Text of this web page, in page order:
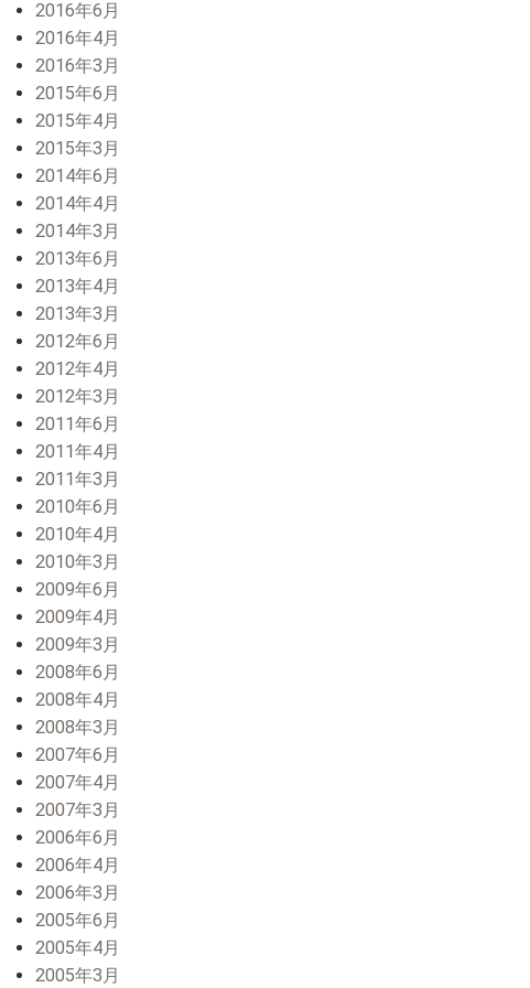
2016年6月
2016年4月
2016年3月
2015年6月
2015年4月
2015年3月
2014年6月
2014年4月
2014年3月
2013年6月
2013年4月
2013年3月
2012年6月
2012年4月
2012年3月
2011年6月
2011年4月
2011年3月
2010年6月
2010年4月
2010年3月
2009年6月
2009年4月
2009年3月
2008年6月
2008年4月
2008年3月
2007年6月
2007年4月
2007年3月
2006年6月
2006年4月
2006年3月
2005年6月
2005年4月
2005年3月